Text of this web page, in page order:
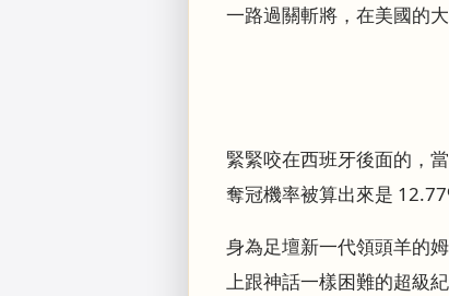
一路過關斬將，在美國的
緊緊咬在西班牙後面的，
奪冠機率被算出來是
身為足壇新一代領頭羊的
上跟神話一樣困難的超級